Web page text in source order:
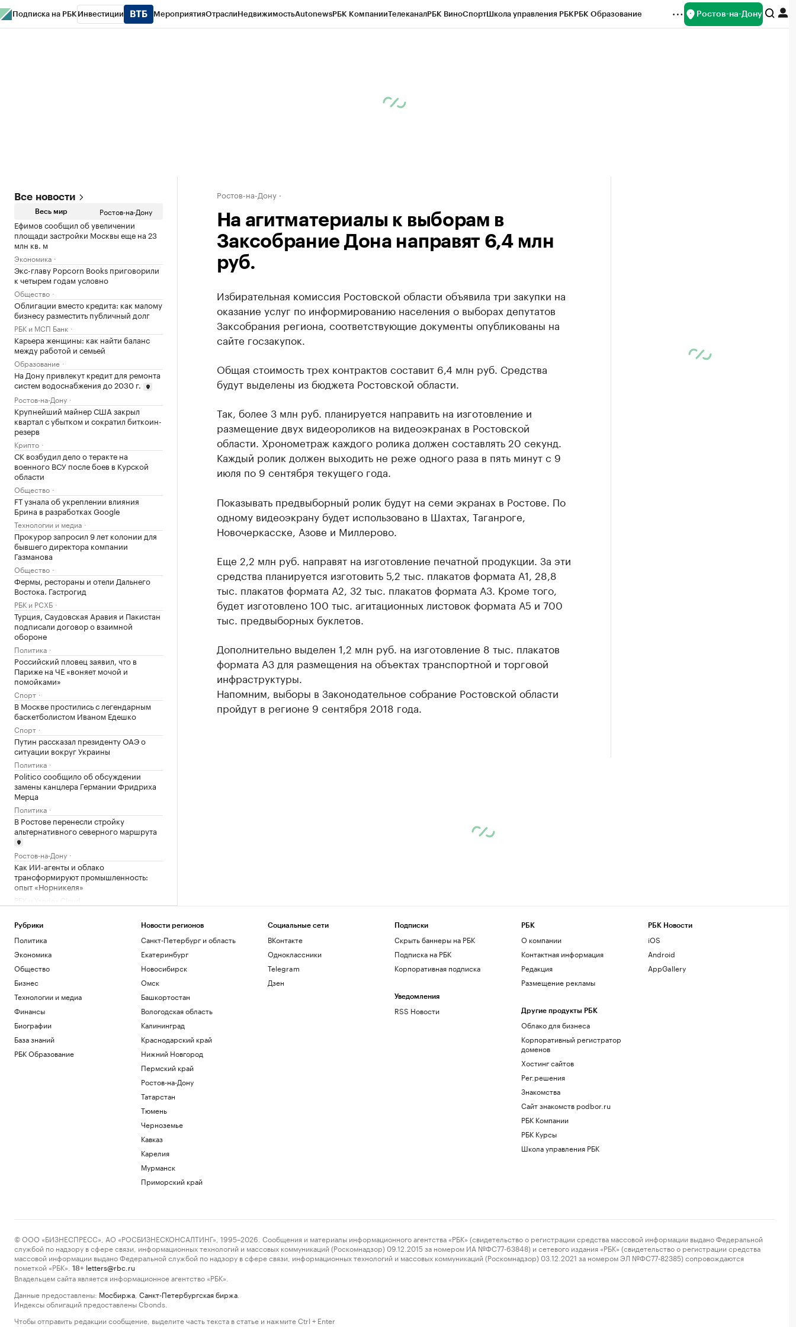
Подписка на РБК Инвестиции МероприятияОтраслиНедвижимостьAutonewsРБК КомпанииТелеканалРБК ВиноСпортШкола управления РБКРБК Образование Ростов-на-Дону
Все новости
Весь мир Ростов-на-Дону
Ефимов сообщил об увеличении
площади застройки Москвы еще на 23
млн кв. м
Экономика
Экс-главу Popcorn Books приговорили
к четырем годам условно
Общество
Облигации вместо кредита: как малому
бизнесу разместить публичный долг
РБК и МСП Банк
Карьера женщины: как найти баланс
между работой и семьей
Образование
На Дону привлекут кредит для ремонта
систем водоснабжения до 2030 г.
Ростов-на-Дону
Крупнейший майнер США закрыл
квартал с убытком и сократил биткоин-
резерв
Крипто
СК возбудил дело о теракте на
военного ВСУ после боев в Курской
области
Общество
FT узнала об укреплении влияния
Брина в разработках Google
Технологии и медиа
Прокурор запросил 9 лет колонии для
бывшего директора компании
Газманова
Общество
Фермы, рестораны и отели Дальнего
Востока. Гастрогид
РБК и РСХБ
Турция, Саудовская Аравия и Пакистан
подписали договор о взаимной
обороне
Политика
Российский пловец заявил, что в
Париже на ЧЕ «воняет мочой и
помойками»
Спорт
В Москве простились с легендарным
баскетболистом Иваном Едешко
Спорт
Путин рассказал президенту ОАЭ о
ситуации вокруг Украины
Политика
Politico сообщило об обсуждении
замены канцлера Германии Фридриха
Мерца
Политика
В Ростове перенесли стройку
альтернативного северного маршрута
Ростов-на-Дону
Как ИИ-агенты и облако
трансформируют промышленность:
опыт «Норникеля»
РБК и Yandex Cloud
приостановили работу из-за
надвигающегося тайфуна
Экономика
В России вырос спрос на аппаратные
криптокошельки. В чем дело
Крипто
получать дополнительное
образование
Общество
Ростов-на-Дону
На агитматериалы к выборам в
Заксобрание Дона направят 6,4 млн
руб.
Избирательная комиссия Ростовской области объявила три закупки на
оказание услуг по информированию населения о выборах депутатов
Заксобрания региона, соответствующие документы опубликованы на
сайте госзакупок.
Общая стоимость трех контрактов составит 6,4 млн руб. Средства
будут выделены из бюджета Ростовской области.
Так, более 3 млн руб. планируется направить на изготовление и
размещение двух видеороликов на видеоэкранах в Ростовской
области. Хронометраж каждого ролика должен составлять 20 секунд.
Каждый ролик должен выходить не реже одного раза в пять минут с 9
июля по 9 сентября текущего года.
Показывать предвыборный ролик будут на семи экранах в Ростове. По
одному видеоэкрану будет использовано в Шахтах, Таганроге,
Новочеркасске, Азове и Миллерово.
Еще 2,2 млн руб. направят на изготовление печатной продукции. За эти
средства планируется изготовить 5,2 тыс. плакатов формата А1, 28,8
тыс. плакатов формата А2, 32 тыс. плакатов формата А3. Кроме того,
будет изготовлено 100 тыс. агитационных листовок формата А5 и 700
тыс. предвыборных буклетов.
Дополнительно выделен 1,2 млн руб. на изготовление 8 тыс. плакатов
формата А3 для размещения на объектах транспортной и торговой
инфраструктуры.
Напомним, выборы в Законодательное собрание Ростовской области
пройдут в регионе 9 сентября 2018 года.
Рубрики
Политика
Экономика
Общество
Бизнес
Технологии и медиа
Финансы
Биографии
База знаний
РБК Образование
Новости регионов
Санкт-Петербург и область
Екатеринбург
Новосибирск
Омск
Башкортостан
Вологодская область
Калининград
Краснодарский край
Нижний Новгород
Пермский край
Ростов-на-Дону
Татарстан
Тюмень
Черноземье
Кавказ
Карелия
Мурманск
Приморский край
Социальные сети
ВКонтакте
Одноклассники
Telegram
Дзен
Подписки
Скрыть баннеры на РБК
Подписка на РБК
Корпоративная подписка
Уведомления
RSS Новости
РБК
О компании
Контактная информация
Редакция
Размещение рекламы
Другие продукты РБК
Облако для бизнеса
Корпоративный регистратор
доменов
Хостинг сайтов
Рег.решения
Знакомства
Сайт знакомств podbor.ru
РБК Компании
РБК Курсы
Школа управления РБК
РБК Новости
iOS
Android
AppGallery
© ООО «БИЗНЕСПРЕСС», АО «РОСБИЗНЕСКОНСАЛТИНГ», 1995–2026. Сообщения и материалы информационного агентства «РБК» (свидетельство о регистрации средства массовой информации выдано Федеральной
службой по надзору в сфере связи, информационных технологий и массовых коммуникаций (Роскомнадзор) 09.12.2015 за номером ИА №ФС77-63848) и сетевого издания «РБК» (свидетельство о регистрации средства
массовой информации выдано Федеральной службой по надзору в сфере связи, информационных технологий и массовых коммуникаций (Роскомнадзор) 03.12.2021 за номером ЭЛ №ФС77-82385) сопровождаются
пометкой «РБК».
18+ letters@rbc.ru
Владельцем сайта является информационное агентство «РБК».
Данные предоставлены: Мосбиржа Санкт-Петербургская биржа
Индексы облигаций предоставлены Cbonds.
Чтобы отправить редакции сообщение, выделите часть текста в статье и нажмите Ctrl + Enter